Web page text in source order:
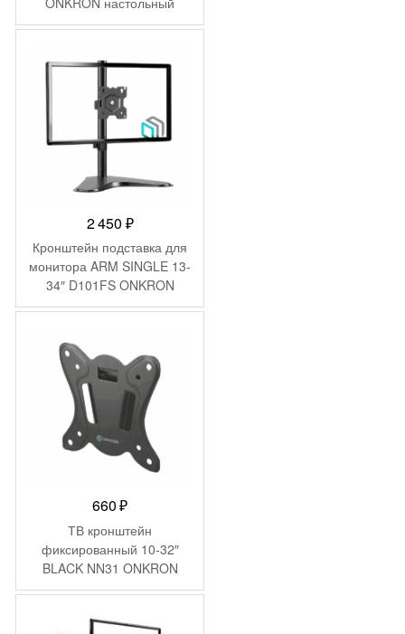
2 450 ₽
Кронштейн подставка для
монитора ARM SINGLE 13-
34″ D101FS ONKRON
660₽
ТВ кронштейн
фиксированный 10-32″
BLACK NN31 ONKRON